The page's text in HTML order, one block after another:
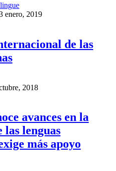
enero, 2019
de las
2018
avances en la
lenguas
más apoyo